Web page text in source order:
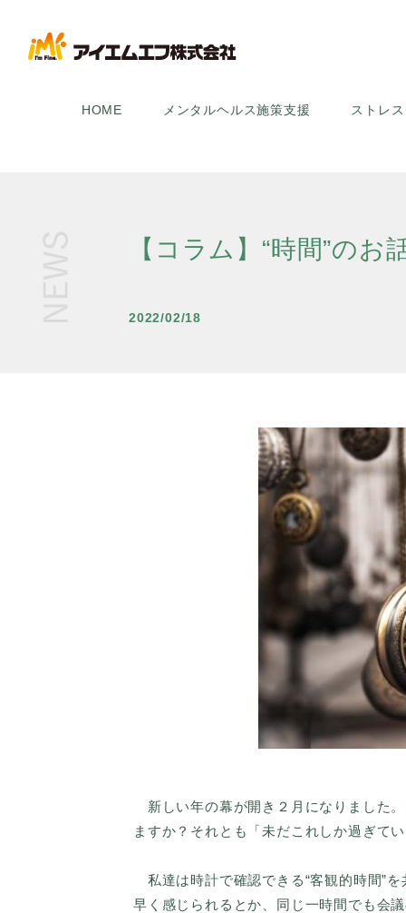
HOME メンタルヘルス施策支援 ストレ
【コラム】“時間”のお
2022/02/18
新しい年の幕が開き２月になりました
ますか？それとも「未だこれしか過ぎて
私達は時計で確認できる“客観的時間”
早く感じられるとか、同じ一時間でも会